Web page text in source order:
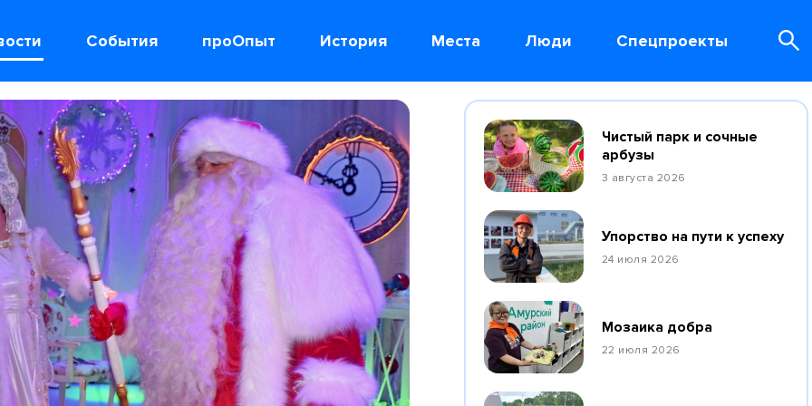
События проОпыт История Места Люди Спецпроекты
Чистый парк и сочные
арбузы
3 августа 2026
Упорство на пути к успеху
24 июля 2026
Мозаика добра
22 июля 2026